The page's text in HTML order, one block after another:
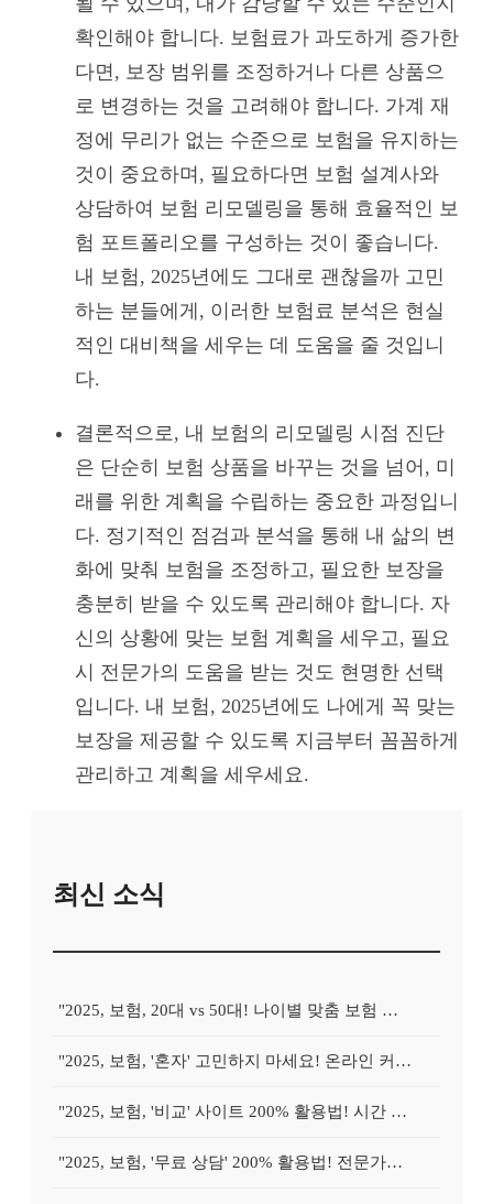
확인해야 합니다. 보험료가 과도하게 증가한
다면, 보장 범위를 조정하거나 다른 상품으
로 변경하는 것을 고려해야 합니다. 가계 재
정에 무리가 없는 수준으로 보험을 유지하는
것이 중요하며, 필요하다면 보험 설계사와
상담하여 보험 리모델링을 통해 효율적인 보
험 포트폴리오를 구성하는 것이 좋습니다.
내 보험, 2025년에도 그대로 괜찮을까 고민
하는 분들에게, 이러한 보험료 분석은 현실
적인 대비책을 세우는 데 도움을 줄 것입니
다.
결론적으로, 내 보험의 리모델링 시점 진단
은 단순히 보험 상품을 바꾸는 것을 넘어, 미
래를 위한 계획을 수립하는 중요한 과정입니
다. 정기적인 점검과 분석을 통해 내 삶의 변
화에 맞춰 보험을 조정하고, 필요한 보장을
충분히 받을 수 있도록 관리해야 합니다. 자
신의 상황에 맞는 보험 계획을 세우고, 필요
시 전문가의 도움을 받는 것도 현명한 선택
입니다. 내 보험, 2025년에도 나에게 꼭 맞는
보장을 제공할 수 있도록 지금부터 꼼꼼하게
관리하고 계획을 세우세요.
최신 소식
"2025, 보험, 20대 vs 50대! 나이별 맞춤 보험 설계, 무엇이 다를까?"
"2025, 보험, '혼자' 고민하지 마세요! 온라인 커뮤니티 활용 꿀팁 대방출!"
"2025, 보험, '비교' 사이트 200% 활용법! 시간 절약하고 최저가 찾는 노하우"
"2025, 보험, '무료 상담' 200% 활용법! 전문가에게 속 시원하게 물어보세요!"